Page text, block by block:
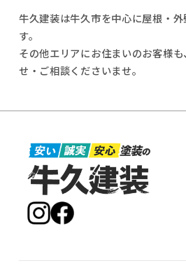
牛久建装は牛久市を中心に屋根・
す。
その他エリアにお住まいのお客様
せ・ご相談くださいませ。